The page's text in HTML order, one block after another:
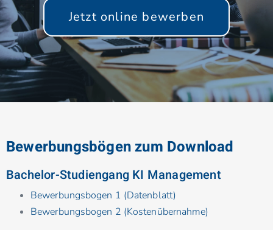
Jetzt online bewerben
Bewerbungsbögen zum Download
Bachelor-Studiengang KI Management
Bewerbungsbogen 1 (Datenblatt)
Bewerbungsbogen 2 (Kostenübernahme)